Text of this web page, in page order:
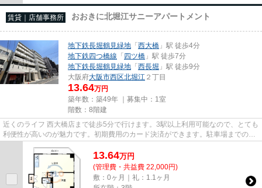
賃貸｜店舗事務所 おおきに北堀江サニーアパートメント
地下鉄長堀鶴見緑地 「西大橋 」駅 徒歩4分
地下鉄四つ橋線 「四ツ橋 」駅 徒歩7分
地下鉄長堀鶴見緑地 「西長堀 」駅 徒歩9分
大阪府大阪市西区北堀江 ２丁目
13.64万円
築年数：築49年 ｜募集中： 1室
階数：8階建
近くのライフ 西大橋店まで徒歩5分で行けます。3駅以上利用可能なので、とても
利便性が高いのが魅力です。初期費用のカード決済ができます。駐車場までの距
離は300mです。周辺には、徒...
13.64万円
(管理費・共益費 22,000円)
敷：0ヶ月｜礼：1.1ヶ月